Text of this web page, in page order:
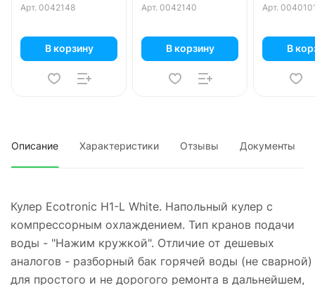
Арт. 0042148
В корзину
Арт. 0042140
В корзину
Арт.
В
Описание Характеристики Отзывы Документы
Кулер Ecotronic H1-L White. Напольный кулер с
компрессорным охлаждением. Тип кранов подачи
воды - "Нажим кружкой". Отличие от дешевых
аналогов - разборный бак горячей воды (не сварной)
для простого и не дорогого ремонта в дальнейшем,